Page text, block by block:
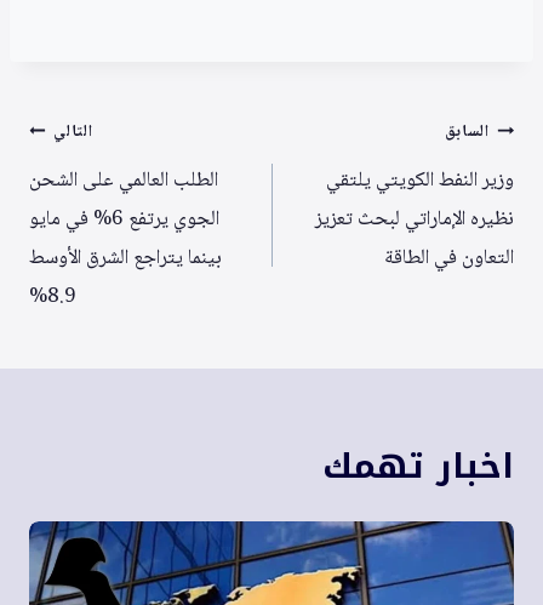
تصفّح
المقالات
السابق
وزير النفط الكويتي يلتقي
نظيره الإماراتي لبحث تعزيز
التعاون في الطاقة
التالي
الطلب العالمي على الشحن
الجوي يرتفع 6% في مايو
بينما يتراجع الشرق الأوسط
8.9%
اخبار تهمك